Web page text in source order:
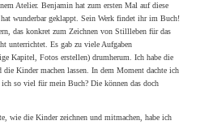
Atelier. Benjamin hat zum ersten Mal auf diese
hat wunderbar geklappt. Sein Werk findet ihr im Buch!
das konkret zum Zeichnen von Stillleben für das
unterrichtet. Es gab zu viele Aufgaben
Kapitel, Fotos erstellen) drumherum. Ich habe die
die Kinder machen lassen. In dem Moment dachte ich
so viel für mein Buch? Die können das doch
wie die Kinder zeichnen und mitmachen, habe ich